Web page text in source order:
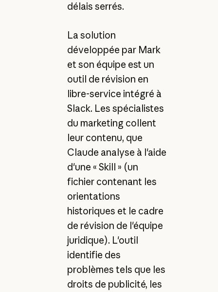
délais serrés.
La solution
développée par Mark
et son équipe est un
outil de révision en
libre-service intégré à
Slack. Les spécialistes
du marketing collent
leur contenu, que
Claude analyse à l'aide
d'une « Skill » (un
fichier contenant les
orientations
historiques et le cadre
de révision de l'équipe
juridique). L'outil
identifie des
problèmes tels que les
droits de publicité, les